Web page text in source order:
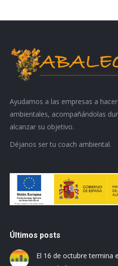
Ayudamos a las empresas a
ambientales, acompañándolas
alcanzar su objetivo.
Déjanos ser tu coach ambiental.
Últimos posts
El 16 de octubre termina